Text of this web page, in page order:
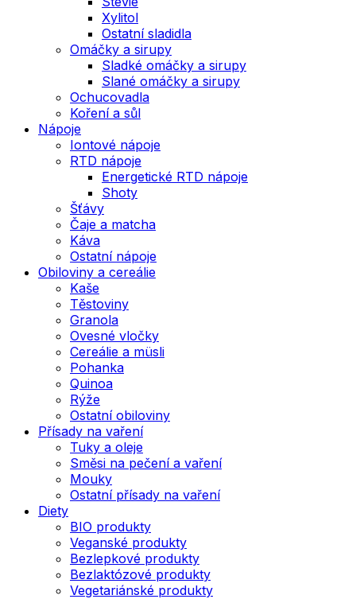
Xylitol
Ostatní sladidla
Omáčky a sirupy
Sladké omáčky a sirupy
Slané omáčky a sirupy
Ochucovadla
Koření a sůl
Nápoje
Iontové nápoje
RTD nápoje
Energetické RTD nápoje
Shoty
Šťávy
Čaje a matcha
Káva
Ostatní nápoje
Obiloviny a cereálie
Kaše
Těstoviny
Granola
Ovesné vločky
Cereálie a müsli
Pohanka
Quinoa
Rýže
Ostatní obiloviny
Přísady na vaření
Tuky a oleje
Směsi na pečení a vaření
Mouky
Ostatní přísady na vaření
Diety
BIO produkty
Veganské produkty
Bezlepkové produkty
Bezlaktózové produkty
Vegetariánské produkty